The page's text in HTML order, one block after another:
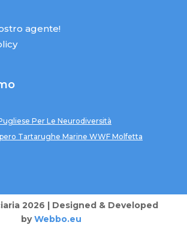
agente!
Per Le Neurodiversità
Tartarughe Marine WWF Molfetta
2026 | Designed & Developed
by Webbo.eu